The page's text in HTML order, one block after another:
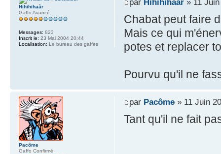
Chabat peut faire
Mais ce qui
potes et replacer
Pourvu qu'il ne
Hihihihaâr
Gaffo Avancé
Messages: 823
Inscrit le: 23 Mai 2004 20:44
Localisation: Le bureau des gaffes
par Pacôme» 11 Juin
Tant qu'il ne fait
Pacôme
Gaffo Confirmé